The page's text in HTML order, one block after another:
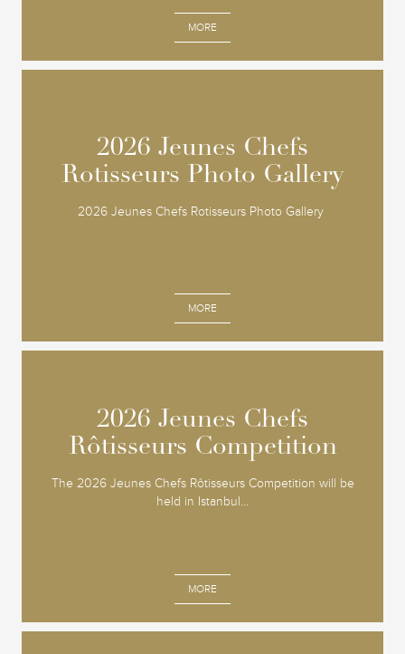
MORE
2026 Jeunes Chefs
Rotisseurs Photo Gallery
2026 Jeunes Chefs Rotisseurs Photo Gallery
MORE
2026 Jeunes Chefs
Rotisseurs Photo Gallery
2026 Jeunes Chefs
Rôtisseurs Competition
The 2026 Jeunes Chefs Rôtisseurs Competition will be
held in Istanbul...
MORE
2026 Jeunes Chefs
Rôtisseurs Competition